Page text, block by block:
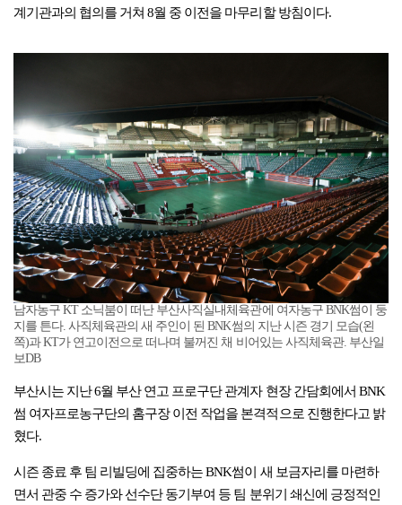
계기관과의 협의를 거쳐 8월 중 이전을 마무리할 방침이다.
남자농구 KT 소닉붐이 떠난 부산사직실내체육관에 여자농구 BNK썸이 둥
지를 튼다. 사직체육관의 새 주인이 된 BNK썸의 지난 시즌 경기 모습(왼
쪽)과 KT가 연고이전으로 떠나며 불꺼진 채 비어있는 사직체육관. 부산일
보DB
부산시는 지난 6월 부산 연고 프로구단 관계자 현장 간담회에서 BNK
썸 여자프로농구단의 홈구장 이전 작업을 본격적으로 진행한다고 밝
혔다.
시즌 종료 후 팀 리빌딩에 집중하는 BNK썸이 새 보금자리를 마련하
면서 관중 수 증가와 선수단 동기부여 등 팀 분위기 쇄신에 긍정적인